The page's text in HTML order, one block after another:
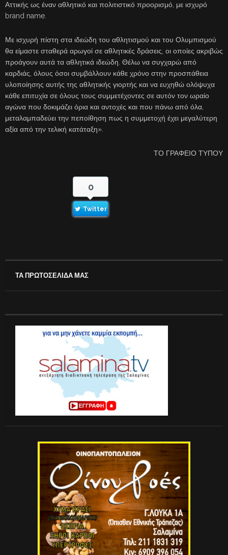
Αττικής ως έναν αθλητικό και πολιτιστικό προορισμό, με ισχυρό
brand name.
Με ισχυρή πίστη στα ιδεώδη του αθλητισμού και του Ολυμπισμού
θα είμαστε σταθερά αρωγοί σε αθλητικές δράσεις, οι οποίες ακριβώς
προάγουν αυτά τα αθλητικά ιδεώδη. Θέλω να συγχαρώ από
καρδιάς, όλους όσοι συμβάλλουν κάθε χρόνο στην προσπάθεια
υλοποίησης αυτής της αθλητικής γιορτής και να ευχηθώ ολόψυχα
κάθε επιτυχία σε όλους τους συμμετέχοντες σε αυτόν τον ωραίο
αγώνα που δοκιμάζει όρια και αντοχές και που πάνω από όλα,
μεταλαμπαδεύει την πεποίθηση πως η συμμετοχή έχει μεγαλύτερη
αξία από την τελική κατάταξη».
ΤΟ ΓΡΑΦΕΙΟ ΤΥΠΟΥ
0
Twitter
ΤΑ ΠΡΩΤΟΣΕΛΙΔΑ ΜΑΣ